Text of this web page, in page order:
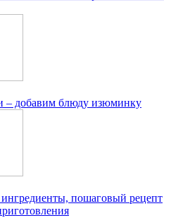
– добавим блюду изюминку
пошаговый рецепт